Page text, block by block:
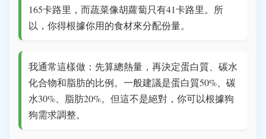
165卡路里，而蔬菜像胡蘿蔔只有41卡路里。所
以，你得根據你用的食材來分配份量。
我通常這樣做：先算總熱量，再決定蛋白質、碳水
化合物和脂肪的比例。一般建議是蛋白質50%、碳
水30%、脂肪20%。但這不是絕對，你可以根據狗
狗需求調整。